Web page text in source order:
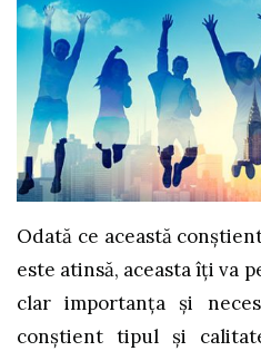
Odată ce această
este atinsă, aceasta îți va
clar importanța și
conștient tipul și